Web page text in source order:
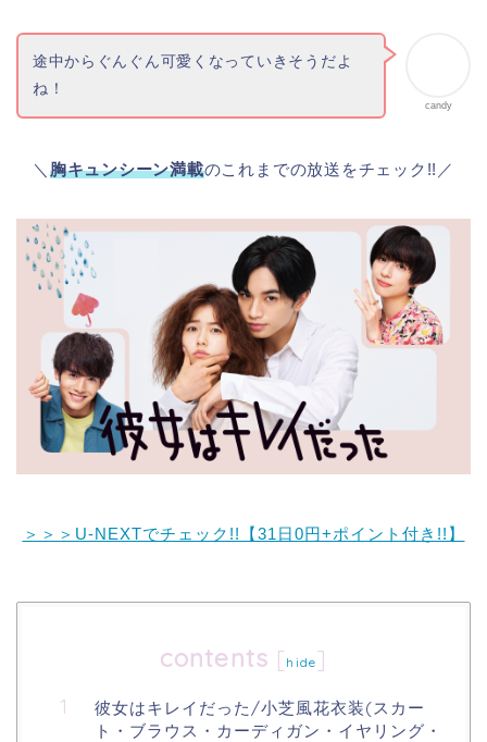
candy
途中からぐんぐん可愛くなっていきそうだよ
ね！
＼ 胸キュンシーン満載のこれまでの放送をチェック!!／
＞＞＞U-NEXTでチェック!!【31日0円+ポイント付き!!】
contents [ hide]
彼女はキレイだった/小芝風花衣装(スカー
ト・ブラウス・カーディガン・イヤリング・